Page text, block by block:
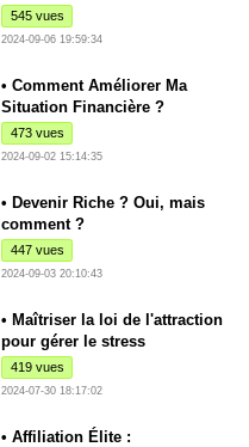
545 vues
2024-09-06 19:59:34
• Comment Améliorer Ma
Situation Financière ?
473 vues
2024-09-02 15:14:35
• Devenir Riche ? Oui, mais
comment ?
447 vues
2024-09-03 20:10:43
• Maîtriser la loi de l'attraction
pour gérer le stress
419 vues
2024-07-30 18:17:02
• Affiliation Élite :